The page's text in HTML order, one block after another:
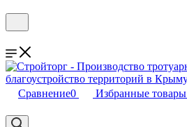
Сравнение0 Избранные товары